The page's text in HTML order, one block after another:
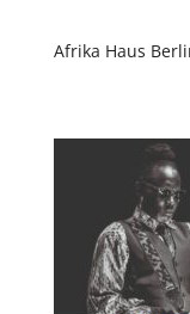
Afrika Haus